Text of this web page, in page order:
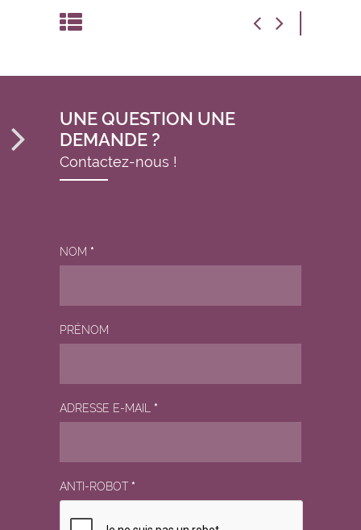
UNE QUESTION UNE
DEMANDE ?
Contactez-nous !
NOM *
PRÉNOM
ADRESSE E-MAIL *
ANTI-ROBOT *